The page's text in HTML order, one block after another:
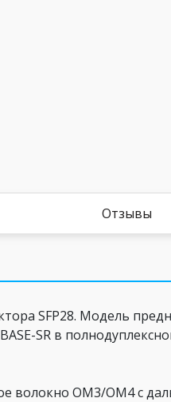
Отзывы
SFP28. Модель
SR в
волокно OM3/OM4 с